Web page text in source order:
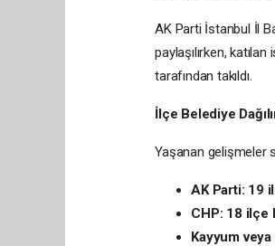
AK Parti İstanbul İl
paylaşılırken,
tarafından takıldı.
İlçe Belediye
Yaşanan gelişmeler
AK Parti: 19
CHP: 18 ilçe
Kayyum